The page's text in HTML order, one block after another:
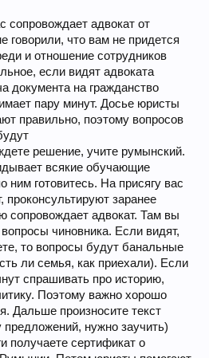
сопровождает адвокат от
говорили, что вам не придется
и отношение сотрудников
если видят адвоката
документа на гражданство
пару минут. Досье юристы
правильно, поэтому вопросов
решение, учите румынский.
всякие обучающие
ним готовитесь. На присягу вас
проконсультируют заранее
сопровождает адвокат. Там вы
чиновника. Если видят,
то вопросы будут банальные
ли семья, как приехали). Если
спрашивать про историю,
Поэтому важно хорошо
Дальше произносите текст
предложений, нужно заучить)
получаете сертификат о